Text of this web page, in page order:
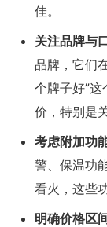
佳。
关注品牌与
品牌，它们
个牌子好”
价，特别是
考虑附加功
警、保温功
看火，这些
明确价格区